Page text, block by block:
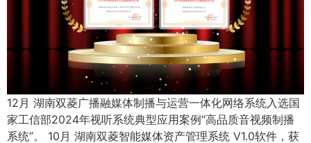
12月 湖南双菱广播融媒体制播与运营一体化网络系统入选国
家工信部2024年视听系统典型应用案例“高品质音视频制播
系统”。 10月 湖南双菱智能媒体资产管理系统 V1.0软件，获